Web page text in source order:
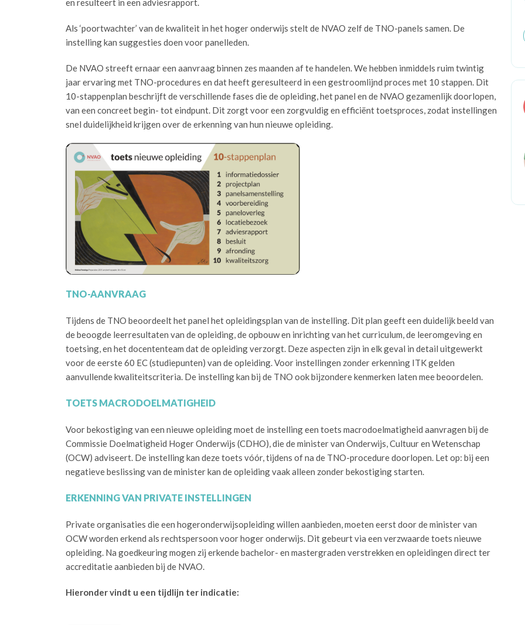
en resulteert in een adviesrapport.
Als ‘poortwachter’ van de kwaliteit in het hoger onderwijs stelt de NVAO zelf de TNO-panels samen. De
instelling kan suggesties doen voor panelleden.
De NVAO streeft ernaar een aanvraag binnen zes maanden af te handelen. We hebben inmiddels ruim twintig
jaar ervaring met TNO-procedures en dat heeft geresulteerd in een gestroomlijnd proces met 10 stappen. Dit
10-stappenplan beschrijft de verschillende fases die de opleiding, het panel en de NVAO gezamenlijk doorlopen,
van een concreet begin- tot eindpunt. Dit zorgt voor een zorgvuldig en efficiënt toetsproces, zodat instellingen
snel duidelijkheid krijgen over de erkenning van hun nieuwe opleiding.
TNO-AANVRAAG
Tijdens de TNO beoordeelt het panel het opleidingsplan van de instelling. Dit plan geeft een duidelijk beeld van
de beoogde leerresultaten van de opleiding, de opbouw en inrichting van het curriculum, de leeromgeving en
toetsing, en het docententeam dat de opleiding verzorgt. Deze aspecten zijn in elk geval in detail uitgewerkt
voor de eerste 60 EC (studiepunten) van de opleiding. Voor instellingen zonder erkenning ITK gelden
aanvullende kwaliteitscriteria. De instelling kan bij de TNO ook bijzondere kenmerken laten mee beoordelen.
TOETS MACRODOELMATIGHEID
Voor bekostiging van een nieuwe opleiding moet de instelling een toets macrodoelmatigheid aanvragen bij de
Commissie Doelmatigheid Hoger Onderwijs (CDHO), die de minister van Onderwijs, Cultuur en Wetenschap
(OCW) adviseert. De instelling kan deze toets vóór, tijdens of na de TNO-procedure doorlopen. Let op: bij een
negatieve beslissing van de minister kan de opleiding vaak alleen zonder bekostiging starten.
ERKENNING VAN PRIVATE INSTELLINGEN
Private organisaties die een hogeronderwijsopleiding willen aanbieden, moeten eerst door de minister van
OCW worden erkend als rechtspersoon voor hoger onderwijs. Dit gebeurt via een verzwaarde toets nieuwe
opleiding. Na goedkeuring mogen zij erkende bachelor- en mastergraden verstrekken en opleidingen direct ter
accreditatie aanbieden bij de NVAO.
Hieronder vindt u een tijdlijn ter indicatie: